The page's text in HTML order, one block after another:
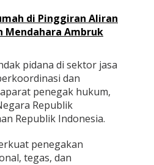
di Pinggiran Aliran
Mendahara Ambruk
pidana di sektor jasa
dan
penegak hukum,
Republik
Republik Indonesia.
penegakan
tegas, dan